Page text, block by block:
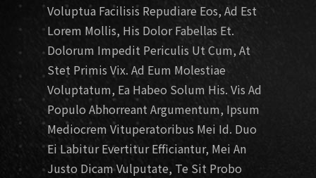
Voluptua Facilisis Repudiare Eos, Ad Est
Lorem Mollis, His Dolor Fabellas Et.
Dolorum Impedit Periculis Ut Cum, At
Stet Primis Vix. Ad Eum Molestiae
Voluptatum, Ea Habeo Solum His. Vis Ad
Populo Abhorreant Argumentum, Ipsum
Mediocrem Vituperatoribus Mei Id. Duo
Ei Labitur Evertitur Efficiantur, Mei An
Justo Dicam Vulputate, Te Sit Probo